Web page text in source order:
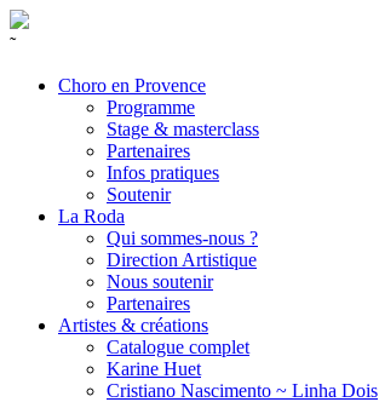
˜
Choro en Provence
Programme
Stage & masterclass
Partenaires
Infos pratiques
Soutenir
La Roda
Qui sommes-nous ?
Direction Artistique
Nous soutenir
Partenaires
Artistes & créations
Catalogue complet
Karine Huet
Cristiano Nascimento ~ Linha Dois